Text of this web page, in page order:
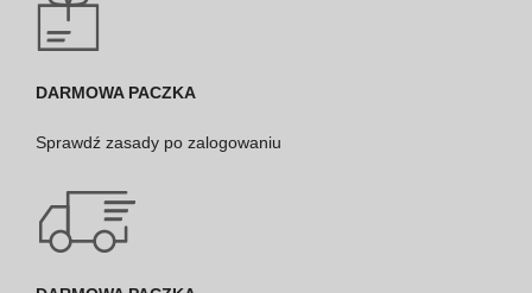
DARMOWA PACZKA
Sprawdź zasady po zalogowaniu